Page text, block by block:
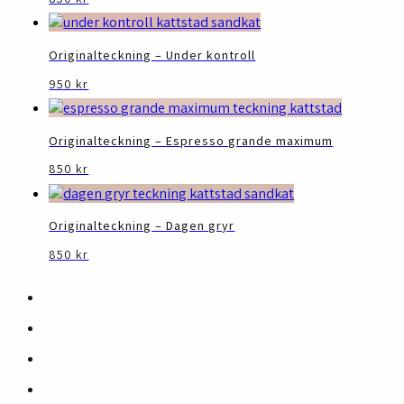
Originalteckning – Under kontroll
950kr
Originalteckning – Espresso grande maximum
850kr
Originalteckning – Dagen gryr
850kr